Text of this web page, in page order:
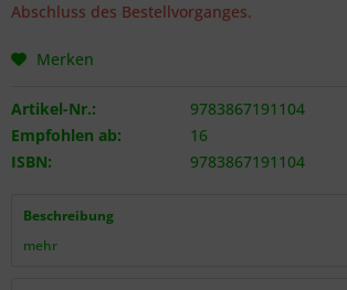
Abschluss des Bestellvorganges.
Merken
Artikel-Nr.:
9783867191104
Empfohlen ab:
16
ISBN:
9783867191104
Beschreibung
mehr